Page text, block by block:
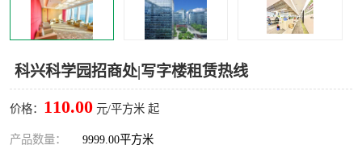
科兴科学园招商处|写字楼租赁热线
价格： 110.00 元/平方米 起
产品数量： 9999.00平方米
兴东 石岩
车公庙